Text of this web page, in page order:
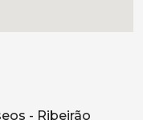
- Ribeirão